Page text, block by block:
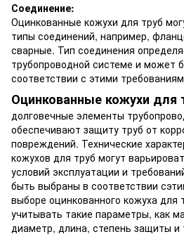
Соединение:
Оцинкованные кожухи для труб
типы соединений, например,
сварные. Тип соединения
трубопроводной системе и может
соответствии с этими
Оцинкованные кожухи для
долговечные элементы
обеспечивают защиту труб от
повреждений. Технические
кожухов для труб могут
условий эксплуатации и
быть выбраны в соответствии
выборе оцинкованного кожуха для
учитывать такие параметры, как
диаметр, длина, степень защиты и